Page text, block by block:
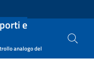
e
analogo del